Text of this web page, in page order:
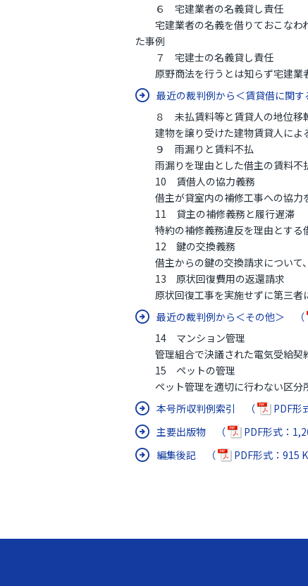
６ 宅建業者の名義貸し責任
宅建業者の名義を借りておこなわ
た事例
７ 宅建士の名義貸し責任
原野商法を行うとは知らず宅建業
最近の裁判例から＜賃貸借に関
８ 未払賃料等と賃貸人の地位移
建物を譲り受けた建物賃貸人によ
９ 雨漏りと賃料不払
雨漏りを理由とした借主の賃料不
10 賃借人の協力義務
借主が貸室内の補修工事への協力
11 貸主の補修義務と履行遅滞
特約の補修義務違反を理由とする
12 鍵の交換義務
借主からの鍵の交換請求について
13 原状回復費用の返還請求
原状回復工事を実施せずに第三者
最近の裁判例から＜その他＞ （
14 マンション管理
管理組合で決議された電気受給契
15 ペットの管理
ペット管理を適切に行わない区分
本号所収判例索引 （
PDF形
主要出版物 （
PDF形式：
編集後記 （
PDF形式：915